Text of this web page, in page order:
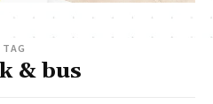
TAG
& bus